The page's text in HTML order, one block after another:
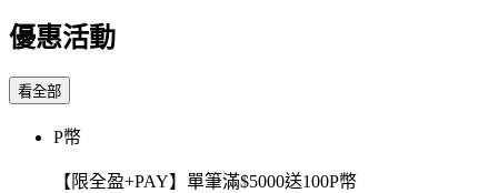
優惠活動
看全部
P幣
【限全盈+PAY】單筆滿$5000送100P幣